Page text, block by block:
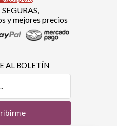
y mejores precios
AL BOLETÍN